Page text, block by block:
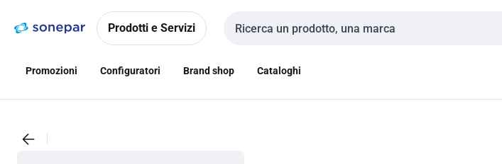
navigazionealla
Prodotti e Servizi
Cerca input
Promozioni Configuratori Brand shop Cataloghi